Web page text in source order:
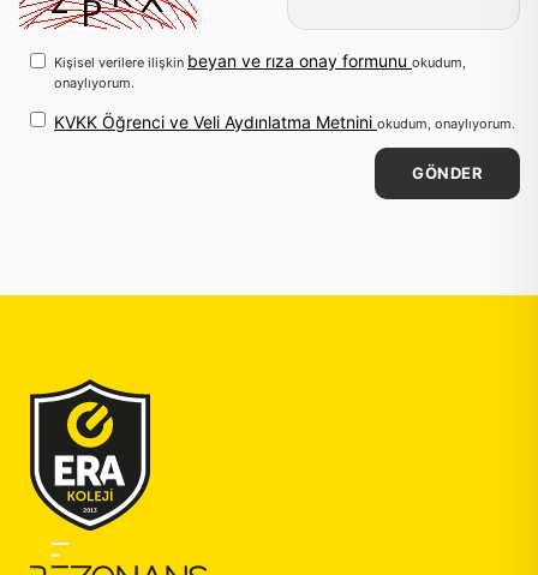
Kişisel verilere ilişkin beyan ve rıza onay formunu okudum,
onaylıyorum.
KVKK Öğrenci ve Veli Aydınlatma Metnini okudum, onaylıyorum.
GÖNDER